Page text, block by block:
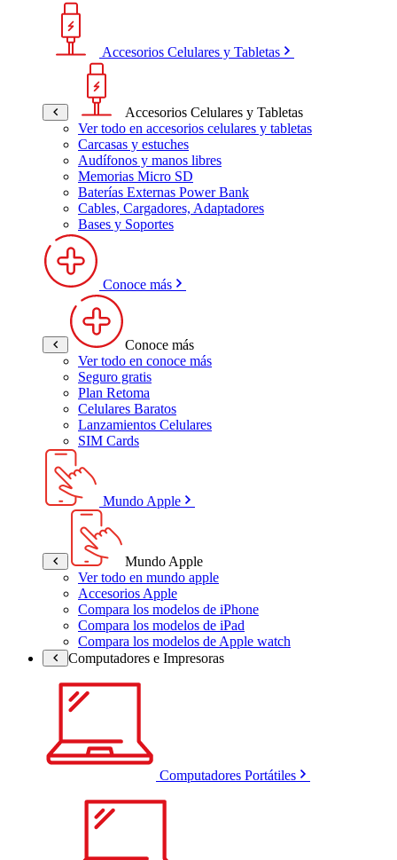
Accesorios Celulares y Tabletas
Accesorios Celulares y Tabletas
Ver todo en accesorios celulares y tabletas
Carcasas y estuches
Audífonos y manos libres
Memorias Micro SD
Baterías Externas Power Bank
Cables, Cargadores, Adaptadores
Bases y Soportes
Conoce más
Conoce más
Ver todo en conoce más
Seguro gratis
Plan Retoma
Celulares Baratos
Lanzamientos Celulares
SIM Cards
Mundo Apple
Mundo Apple
Ver todo en mundo apple
Accesorios Apple
Compara los modelos de iPhone
Compara los modelos de iPad
Compara los modelos de Apple watch
Computadores e Impresoras
Computadores Portátiles